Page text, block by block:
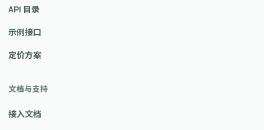
API 目录
示例接口
定价方案
文档与支持
接入文档